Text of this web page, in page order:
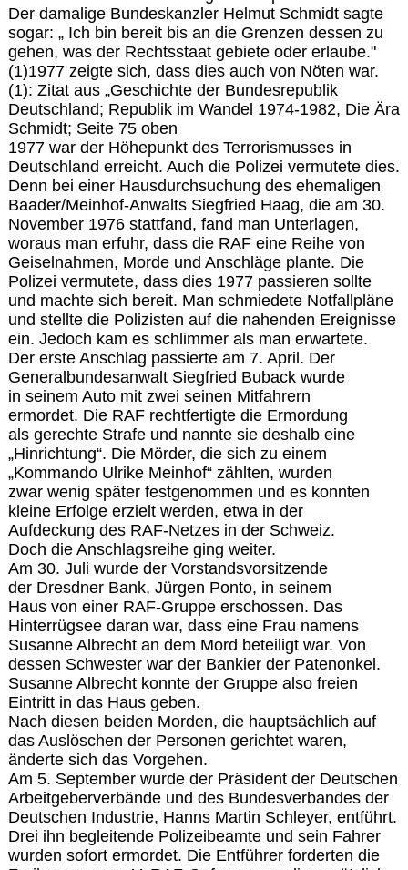
Der damalige Bundeskanzler Helmut Schmidt sagte
sogar: „ Ich bin bereit bis an die Grenzen dessen zu
gehen, was der Rechtsstaat gebiete oder erlaube."
(1)1977 zeigte sich, dass dies auch von Nöten war.
(1): Zitat aus „Geschichte der Bundesrepublik
Deutschland; Republik im Wandel 1974-1982, Die Ära
Schmidt; Seite 75 oben
1977 war der Höhepunkt des Terrorismusses in
Deutschland erreicht. Auch die Polizei vermutete dies.
Denn bei einer Hausdurchsuchung des ehemaligen
Baader/Meinhof-Anwalts Siegfried Haag, die am 30.
November 1976 stattfand, fand man Unterlagen,
woraus man erfuhr, dass die RAF eine Reihe von
Geiselnahmen, Morde und Anschläge plante. Die
Polizei vermutete, dass dies 1977 passieren sollte
und machte sich bereit. Man schmiedete Notfallpläne
und stellte die Polizisten auf die nahenden Ereignisse
ein. Jedoch kam es schlimmer als man erwartete.
Der erste Anschlag passierte am 7. April. Der
Generalbundesanwalt Siegfried Buback wurde
in seinem Auto mit zwei seinen Mitfahrern
ermordet. Die RAF rechtfertigte die Ermordung
als gerechte Strafe und nannte sie deshalb eine
„Hinrichtung“. Die Mörder, die sich zu einem
„Kommando Ulrike Meinhof“ zählten, wurden
zwar wenig später festgenommen und es konnten
kleine Erfolge erzielt werden, etwa in der
Aufdeckung des RAF-Netzes in der Schweiz.
Doch die Anschlagsreihe ging weiter.
Am 30. Juli wurde der Vorstandsvorsitzende
der Dresdner Bank, Jürgen Ponto, in seinem
Haus von einer RAF-Gruppe erschossen. Das
Hinterrügsee daran war, dass eine Frau namens
Susanne Albrecht an dem Mord beteiligt war. Von
dessen Schwester war der Bankier der Patenonkel.
Susanne Albrecht konnte der Gruppe also freien
Eintritt in das Haus geben.
Nach diesen beiden Morden, die hauptsächlich auf
das Auslöschen der Personen gerichtet waren,
änderte sich das Vorgehen.
Am 5. September wurde der Präsident der Deutschen
Arbeitgeberverbände und des Bundesverbandes der
Deutschen Industrie, Hanns Martin Schleyer, entführt.
Drei ihn begleitende Polizeibeamte und sein Fahrer
wurden sofort ermordet. Die Entführer forderten die